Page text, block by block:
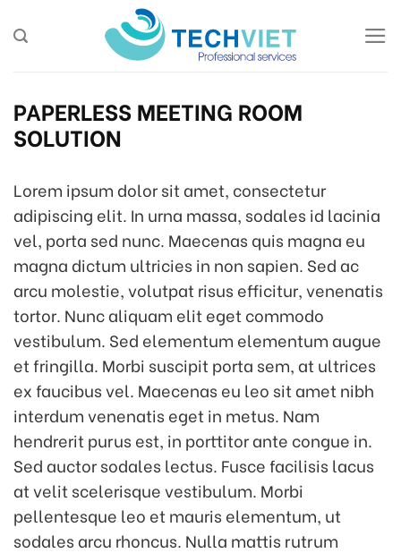
to
PAPERLESS MEETING ROOM
SOLUTION
Lorem ipsum dolor sit amet, consectetur
adipiscing elit. In urna massa, sodales id lacinia
vel, porta sed nunc. Maecenas quis magna eu
magna dictum ultricies in non sapien. Sed ac
arcu molestie, volutpat risus efficitur, venenatis
tortor. Nunc aliquam elit eget commodo
vestibulum. Sed elementum elementum augue
et fringilla. Morbi suscipit porta sem, at ultrices
ex faucibus vel. Maecenas eu leo sit amet nibh
interdum venenatis eget in metus. Nam
hendrerit purus est, in porttitor ante congue in.
Sed auctor sodales lectus. Fusce facilisis lacus
at velit scelerisque vestibulum. Morbi
pellentesque leo et mauris elementum, ut
sodales arcu rhoncus. Nulla mattis rutrum